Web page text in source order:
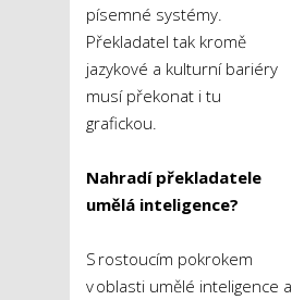
písemné systémy.
Překladatel tak kromě
jazykové a kulturní bariéry
musí překonat i tu
grafickou.
Nahradí překladatele
umělá inteligence?
S rostoucím pokrokem
v oblasti umělé inteligence a